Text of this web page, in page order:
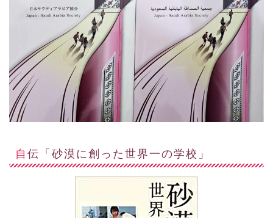
自伝「砂漠に創った世界一の学校」